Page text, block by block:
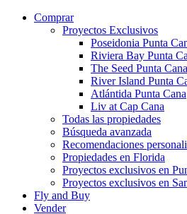
Comprar
Proyectos Exclusivos
Poseidonia Punta
Riviera Bay Punta
The Seed Punta Cana
River Island Punta
Atlántida Punta Cana
Liv at Cap Cana
Todas las propiedades
Búsqueda avanzada
Recomendaciones
Propiedades en Florida
Proyectos exclusivos en
Proyectos exclusivos en
Fly and Buy
Vender